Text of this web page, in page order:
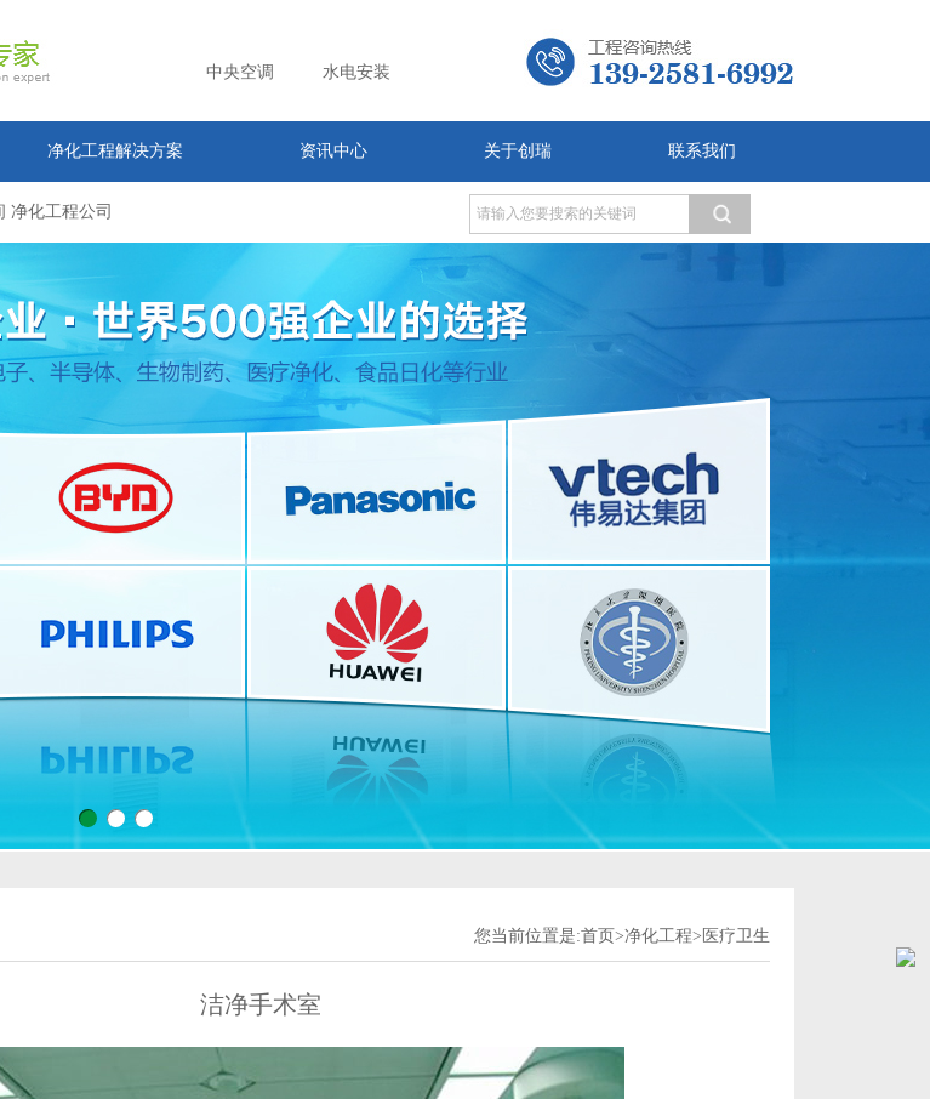
中央空调 水电安装
净化工程解决方案 资讯中心 关于创瑞 联系我们
净化工程公司
3
您当前位置是:首页 >净化工程> 医疗卫生
洁净手术室